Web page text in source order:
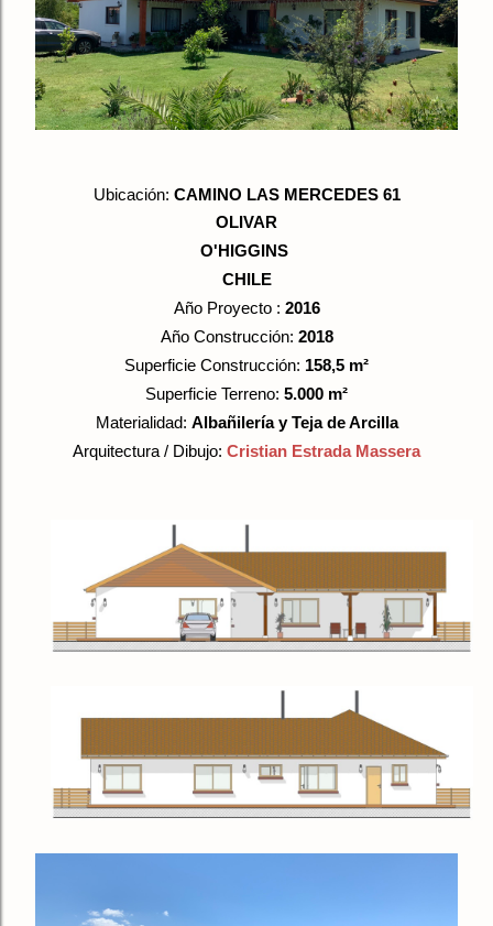
Ubicación: CAMINO LAS MERCEDES 61
OLIVAR
O'HIGGINS
CHILE
Año Proyecto : 2016
Año Construcción: 2018
Superficie Construcción: 158,5 m²
Superficie Terreno: 5.000 m²
Materialidad: Albañileríay Teja de Arcilla
Arquitectura / Dibujo: Cristian Estrada Massera